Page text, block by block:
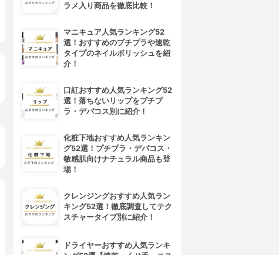
ラメ入り商品を徹底比較！
マニキュア人気ランキング52
選！おすすめのプチプラや速乾
タイプのネイルポリッシュを紹
介！
口紅おすすめ人気ランキング52
選！落ちないリップをプチプ
ラ・デパコス別に紹介！
化粧下地おすすめ人気ランキン
グ52選！プチプラ・デパコス・
敏感肌向けナチュラル商品も登
場！
クレンジングおすすめ人気ラン
キング52選！徹底調査してテク
スチャータイプ別に紹介！
ドライヤーおすすめ人気ランキ